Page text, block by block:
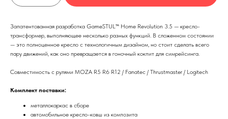
Запатентованная разработка GameSTUL™ Home Revolution 3.5 — кресло-
трансформер, выполняющее несколько разных функций. В сложенном состоянии
— это полноценное кресло с технологичным дизайном, но стоит сделать всего
пару движений, как оно превращается в гоночный кокпит для симрейсинга.
Совместимость с рулями MOZA R5 R6 R12 / Fanatec / Thrustmaster / Logitech
Комплект поставки:
металлокаркас в сборе
автомобильное кресло-ковш из композита